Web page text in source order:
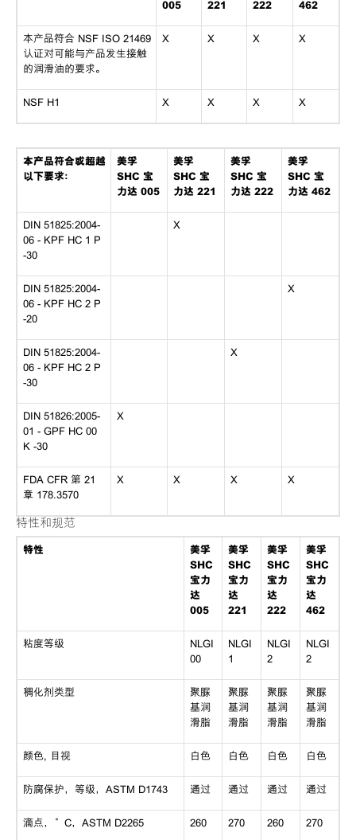
005 221 222 462
本产品符合 NSF ISO 21469
认证对可能与产品发生接触
的润滑油的要求。
X X X X
NSF H1 X X X X
本产品符合或超越
以下要求：
美孚
SHC 宝
力达 005
美孚
SHC 宝
力达 221
美孚
SHC 宝
力达 222
美孚
SHC 宝
力达 462
DIN 51825:2004-
06 - KPF HC 1 P
-30
X
DIN 51825:2004-
06 - KPF HC 2 P
-20
X
DIN 51825:2004-
06 - KPF HC 2 P
-30
X
DIN 51826:2005-
01 - GPF HC 00
K -30
X
FDA CFR 第 21
章 178.3570
X X X X
特性和规范
特性
美孚
SHC
宝力
达
005
美孚
SHC
宝力
达
221
美孚
SHC
宝力
达
222
美孚
SHC
宝力
达
462
粘度等级
NLGI
00
NLGI
1
NLGI
2
NLGI
2
稠化剂类型
聚脲
基润
滑脂
聚脲
基润
滑脂
聚脲
基润
滑脂
聚脲
基润
滑脂
颜色, 目视 白色 白色 白色 白色
防腐保护，等级，ASTM D1743 通过 通过 通过 通过
滴点，°C，ASTM D2265 260 270 260 270